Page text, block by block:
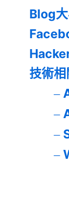
Blog
技術相